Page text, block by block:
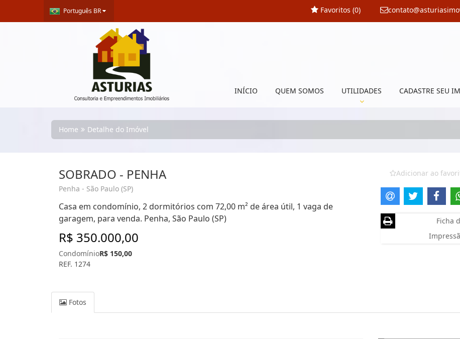
Português BR Favoritos (0)
INÍCIO QUEM SOMOS UTILIDADES CADASTRE SEU
Home Detalhe do Imóvel
SOBRADO - PENHA
Penha - São Paulo (SP)
Casa em condomínio, 2 dormitórios com 72,00 m² de área útil, 1 vaga de
garagem, para venda. Penha, São Paulo (SP)
R$ 350.000,00
CondomínioR$ 150,00
REF. 1274
Adicionar ao
Ficha
Fotos